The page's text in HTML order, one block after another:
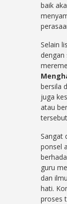
baik
Selain
bersila
juga
atau
Sangat
ponsel
guru
dan
hati.
proses